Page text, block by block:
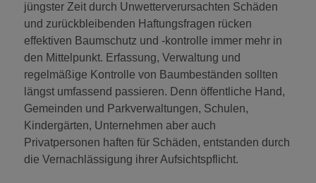
jüngster Zeit durch Unwetterverursachten Schäden
und zurückbleibenden Haftungsfragen rücken
effektiven Baumschutz und -kontrolle immer mehr in
den Mittelpunkt. Erfassung, Verwaltung und
regelmäßige Kontrolle von Baumbeständen sollten
längst umfassend passieren. Denn öffentliche Hand,
Gemeinden und Parkverwaltungen, Schulen,
Kindergärten, Unternehmen aber auch
Privatpersonen haften für Schäden, entstanden durch
die Vernachlässigung ihrer Aufsichtspflicht.